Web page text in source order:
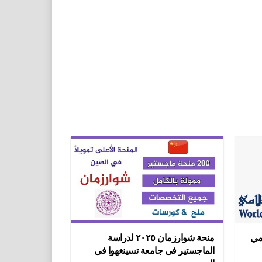
منحة شوارزمان ٢٠٢٥ لدراسة
الماجستير فى جامعة تسينغهوا فى